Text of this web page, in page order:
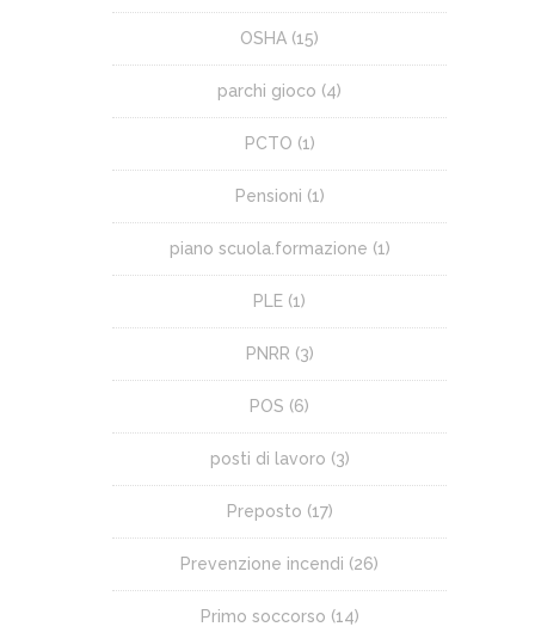
OSHA (15)
parchi gioco (4)
PCTO (1)
Pensioni (1)
piano scuola.formazione (1)
PLE (1)
PNRR (3)
POS (6)
posti di lavoro (3)
Preposto (17)
Prevenzione incendi (26)
Primo soccorso (14)